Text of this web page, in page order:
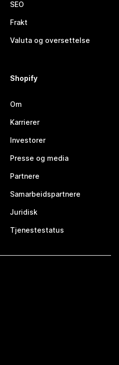
SEO
Frakt
Valuta og oversettelse
Shopify
Om
Karrierer
Investorer
Presse og media
Partnere
Samarbeidspartnere
Juridisk
Tjenestestatus